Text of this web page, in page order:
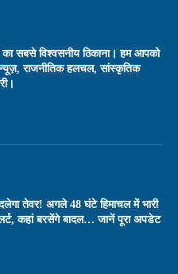
का सबसे विश्वसनीय ठिकाना। हम आपको
राजनीतिक हलचल, सांस्कृतिक
तेवर! अगले 48 घंटे हिमाचल में भारी
कहां बरसेंगे बादल… जानें पूरा अपडेट